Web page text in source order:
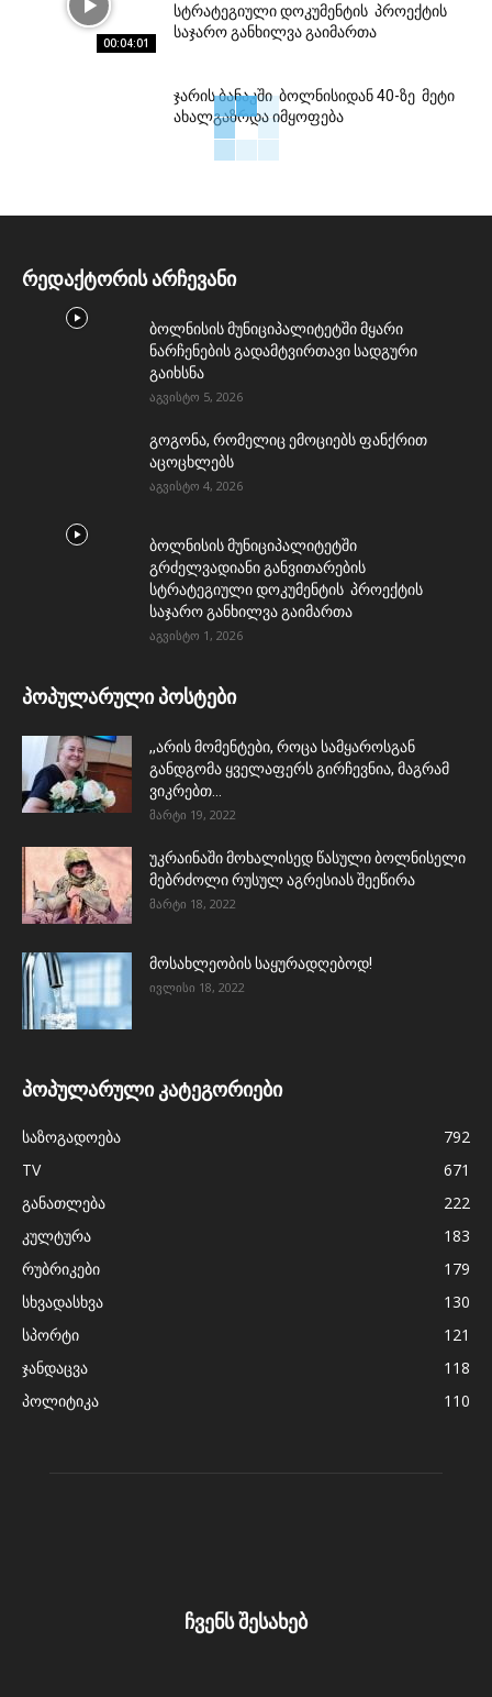
00:04:01
სტრატეგიული დოკუმენტის პროექტის
საჯარო განხილვა გაიმართა
ჯარის ბანაკში ბოლნისიდან 40-ზე მეტი
ახალგაზრდა იმყოფება
რედაქტორის არჩევანი
ბოლნისის მუნიციპალიტეტში მყარი
ნარჩენების გადამტვირთავი სადგური
გაიხსნა
აგვისტო 5, 2026
გოგონა, რომელიც ემოციებს ფანქრით
აცოცხლებს
აგვისტო 4, 2026
ბოლნისის მუნიციპალიტეტში
გრძელვადიანი განვითარების
სტრატეგიული დოკუმენტის პროექტის
საჯარო განხილვა გაიმართა
აგვისტო 1, 2026
პოპულარული პოსტები
,,არის მომენტები, როცა სამყაროსგან
განდგომა ყველაფერს გირჩევნია, მაგრამ
ვიკრებთ...
მარტი 19, 2022
უკრაინაში მოხალისედ წასული ბოლნისელი
მებრძოლი რუსულ აგრესიას შეეწირა
მარტი 18, 2022
მოსახლეობის საყურადღებოდ!
ივლისი 18, 2022
პოპულარული კატეგორიები
საზოგადოება
792
TV
671
განათლება
222
კულტურა
183
რუბრიკები
179
სხვადასხვა
130
სპორტი
121
ჯანდაცვა
118
პოლიტიკა
110
ჩვენს შესახებ